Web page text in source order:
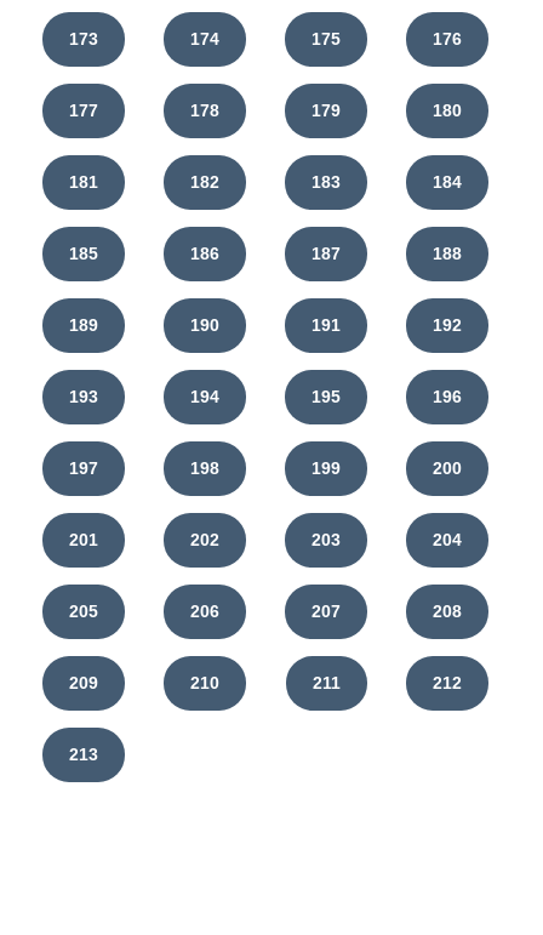
173 174 175 176
177 178 179 180
181 182 183 184
185 186 187 188
189 190 191 192
193 194 195 196
197 198 199 200
201 202 203 204
205 206 207 208
209 210 211 212
213